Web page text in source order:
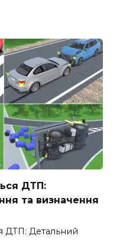
ДТП:
та визначення
ДТП: Детальний